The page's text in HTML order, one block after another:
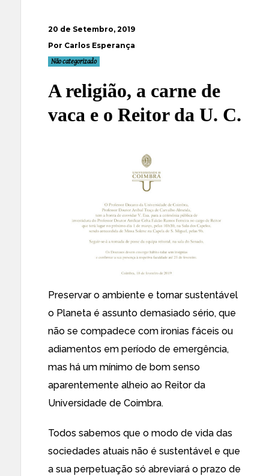
20 de Setembro, 2019
Por Carlos Esperança
Não categorizado
A religião, a carne de
vaca e o Reitor da U. C.
Preservar o ambiente e tornar sustentável
o Planeta é assunto demasiado sério, que
não se compadece com ironias fáceis ou
adiamentos em período de emergência,
mas há um mínimo de bom senso
aparentemente alheio ao Reitor da
Universidade de Coimbra.
Todos sabemos que o modo de vida das
sociedades atuais não é sustentável e que
a sua perpetuação só abreviará o prazo de